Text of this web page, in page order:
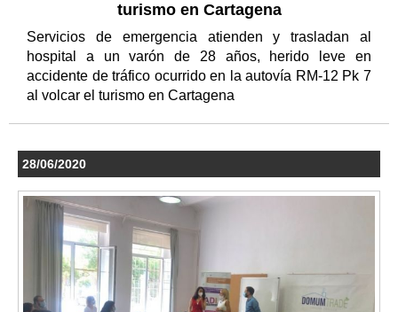
turismo en Cartagena
Servicios de emergencia atienden y trasladan al
hospital a un varón de 28 años, herido leve en
accidente de tráfico ocurrido en la autovía RM-12 Pk 7
al volcar el turismo en Cartagena
28/06/2020